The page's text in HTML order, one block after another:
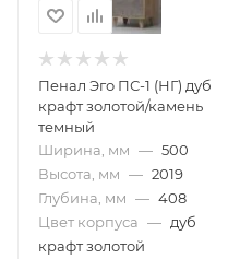
Пенал Эго ПС-1 (НГ) дуб
крафт золотой/камень
темный
Ширина, мм — 500
Высота, мм — 2019
Глубина, мм — 408
Цвет корпуса — дуб
крафт золотой